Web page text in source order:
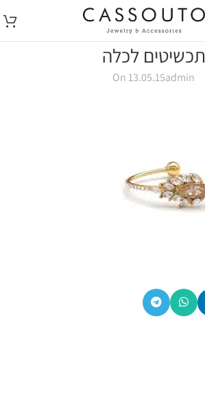
תכשיטים לכלה
admin
On 13.05.15